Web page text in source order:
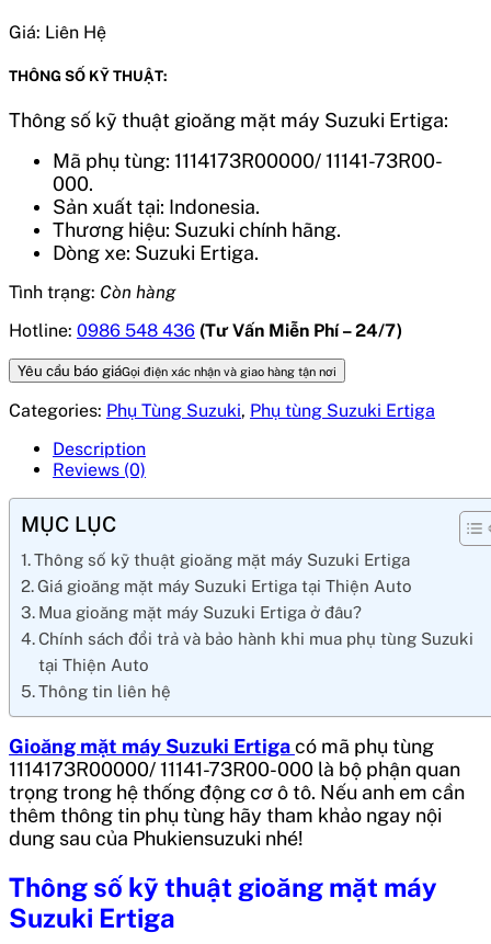
Giá: Liên Hệ
THÔNG SỐ KỸ THUẬT:
Thông số kỹ thuật gioăng mặt máy Suzuki Ertiga:
Mã phụ tùng: 1114173R00000/ 11141-73R00-
000.
Sản xuất tại: Indonesia.
Thương hiệu: Suzuki chính hãng.
Dòng xe: Suzuki Ertiga.
Tình trạng: Còn hàng
Hotline: 0986 548 436 (Tư Vấn Miễn Phí – 24/7)
Yêu cầu báo giáGọi điện xác nhận và giao hàng tận nơi
Categories: Phụ Tùng Suzuki, Phụ tùng Suzuki Ertiga
Description
Reviews (0)
MỤC LỤC
Thông số kỹ thuật gioăng mặt máy Suzuki Ertiga
Giá gioăng mặt máy Suzuki Ertiga tại Thiện Auto
Mua gioăng mặt máy Suzuki Ertiga ở đâu?
Chính sách đổi trả và bảo hành khi mua phụ tùng Suzuki
tại Thiện Auto
Thông tin liên hệ
Gioăng mặt máy Suzuki Ertigacó mã phụ tùng
1114173R00000/ 11141-73R00-000 là bộ phận quan
trọng trong hệ thống động cơ ô tô. Nếu anh em cần
thêm thông tin phụ tùng hãy tham khảo ngay nội
dung sau của Phukiensuzuki nhé!
Thông số kỹ thuật gioăng mặt máy
Suzuki Ertiga